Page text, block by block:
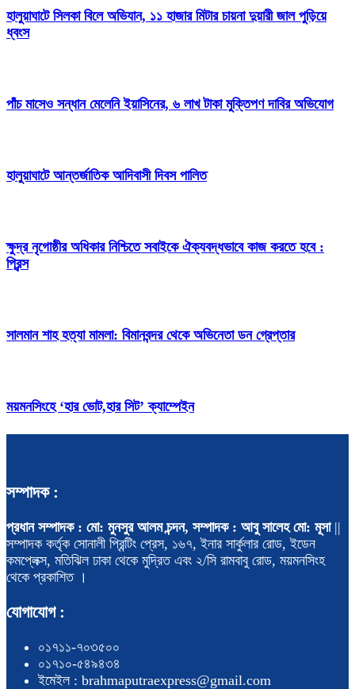
হালুয়াঘাটে সিলকা বিলে অভিযান, ১১ হাজার মিটার চায়না দুয়ারী জাল পুড়িয়ে
ধ্বংস
পাঁচ মাসেও সন্ধান মেলেনি ইয়াসিনের, ৬ লাখ টাকা মুক্তিপণ দাবির অভিযোগ
হালুয়াঘাটে আন্তর্জাতিক আদিবাসী দিবস পালিত
ক্ষুদ্র নৃগোষ্ঠীর অধিকার নিশ্চিতে সবাইকে ঐক্যবদ্ধভাবে কাজ করতে হবে :
প্রিন্স
সালমান শাহ হত্যা মামলা: বিমানবন্দর থেকে অভিনেতা ডন গ্রেপ্তার
ময়মনসিংহে ‘হার ভোট,হার সিট’ ক্যাম্পেইন
সম্পাদক :
প্রধান সম্পাদক : মো: মুনসুর আলম চন্দন, সম্পাদক : আবু সালেহ মো: মূসা||
সম্পাদক কর্তৃক সোনালী প্রিন্টিং প্রেস, ১৬৭, ইনার সার্কুলার রোড, ইডেন
কমপ্লেক্স, মতিঝিল ঢাকা থেকে মুদ্রিত এবং ২/সি রামবাবু রোড, ময়মনসিংহ
থেকে প্রকাশিত ।
যোগাযোগ :
০১৭১১-৭০৩৫০০
০১৭১০-৫৪৯৪৩৪
ইমেইল : brahmaputraexpress@gmail.com